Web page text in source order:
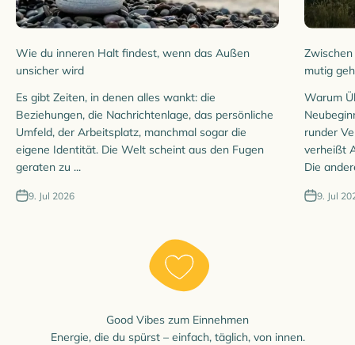
Wie du inneren Halt findest, wenn das Außen
unsicher wird
Es gibt Zeiten, in denen alles wankt: die
Beziehungen, die Nachrichtenlage, das persönliche
Umfeld, der Arbeitsplatz, manchmal sogar die
eigene Identität. Die Welt scheint aus den Fugen
geraten zu ...
9. Jul 2026
mutig
Warum
runder
verheißt
Die
9. Jul
Good Vibes zum Einnehmen
Energie, die du spürst – einfach, täglich, von innen.